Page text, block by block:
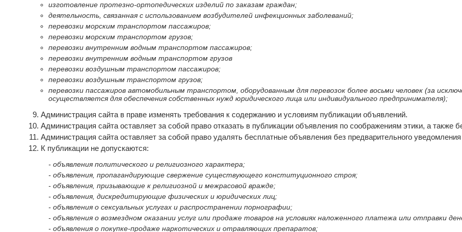
изготовление протезно-ортопедических изделий по заказам граждан;
деятельность, связанная с использованием возбудителей инфекционных заболеваний;
перевозки морским транспортом пассажиров;
перевозки морским транспортом грузов;
перевозки внутренним водным транспортом пассажиров;
перевозки внутренним водным транспортом грузов
перевозки воздушным транспортом пассажиров;
перевозки воздушным транспортом грузов;
перевозки пассажиров автомобильным транспортом, оборудованным для перевозок более восьми человек (за
осуществляется для обеспечения собственных нужд юридического лица или индивидуального предпринимателя);
Администрация сайта в праве изменять требования к содержанию и условиям публикации объявлений.
Администрация сайта оставляет за собой право отказать в публикации объявления по соображениям этики, а также
Администрация сайта оставляет за собой право удалять бесплатные объявления без предварительного
К публикации не допускаются:
- объявления политического и религиозного характера;
- объявления, пропагандирующие свержение существующего конституционного строя;
- объявления, призывающие к религиозной и межрасовой вражде;
- объявления, дискредитирующие физических и юридических лиц;
- объявления о сексуальных услугах и распространении порнографии;
- объявления о возмездном оказании услуг или продаже товаров на условиях наложенного платежа или отправки
- объявления о покупке-продаже наркотических и отравляющих препаратов;